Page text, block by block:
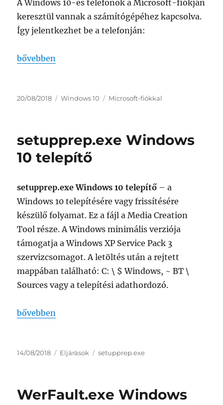
A Windows 10-es telefonok a Microsoft-fiókján
keresztül vannak a számítógépéhez kapcsolva.
Így jelentkezhet be a telefonján:
„windowsos telefon és számítógép
bővebben
Közzétéve
20/08/2018 Kategória
Windows 10 Címke
Microsoft-fiókkal
setupprep.exe Windows
10 telepítő
setupprep.exe Windows 10 telepítő – a
Windows 10 telepítésére vagy frissítésére
készülő folyamat. Ez a fájl a Media Creation
Tool része. A Windows minimális verziója
támogatja a Windows XP Service Pack 3
szervizcsomagot. A letöltés után a rejtett
mappában található: C: \ $ Windows, ~ BT \
Sources vagy a telepítési adathordozó.
„setupprep.exe Windows 10 telepítő”
bővebben
Közzétéve
14/08/2018 Kategória
Eljárások Címke
setupprep.exe
WerFault.exe Windows